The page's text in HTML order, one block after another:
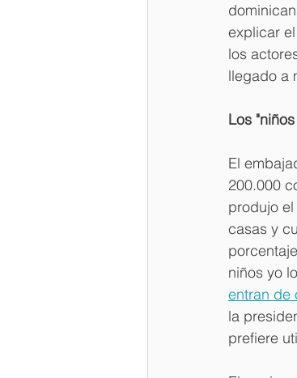
explicar
los
llegado a
Los
El
200.000
produjo
casas y
niños yo
entran de
la
prefiere